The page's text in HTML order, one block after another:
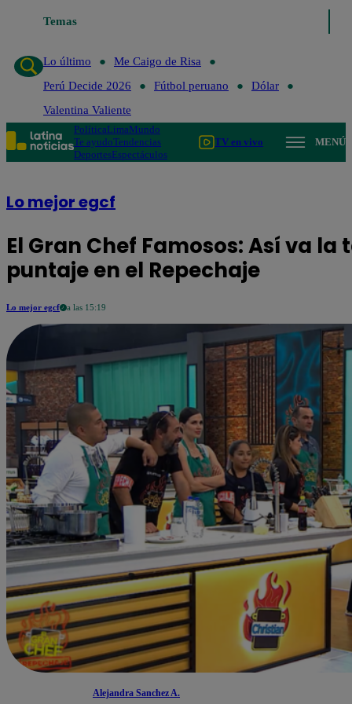
Temas
Lo último
Me Caigo de Risa
Perú Decide 2026
Fútbol peruano
Dólar
Valentina Valiente
PolíticaLimaMundo
Te ayudoTendencias
DeportesEspectáculos
TV en vivo MENÚ
Lo mejor egcf
El Gran Chef Famosos: Así va la
puntaje en el Repechaje
Lo mejor egcf a las 15:19
Alejandra Sanchez A.